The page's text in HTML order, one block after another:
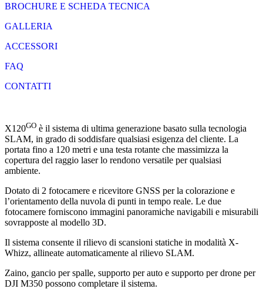
BROCHURE E SCHEDA TECNICA
GALLERIA
ACCESSORI
FAQ
CONTATTI
X120GO è il sistema di ultima generazione basato sulla tecnologia
SLAM, in grado di soddisfare qualsiasi esigenza del cliente. La
portata fino a 120 metri e una testa rotante che massimizza la
copertura del raggio laser lo rendono versatile per qualsiasi
ambiente.
Dotato di 2 fotocamere e ricevitore GNSS per la colorazione e
l’orientamento della nuvola di punti in tempo reale. Le due
fotocamere forniscono immagini panoramiche navigabili e misurabili
sovrapposte al modello 3D.
Il sistema consente il rilievo di scansioni statiche in modalità X-
Whizz, allineate automaticamente al rilievo SLAM.
Zaino, gancio per spalle, supporto per auto e supporto per drone per
DJI M350 possono completare il sistema.